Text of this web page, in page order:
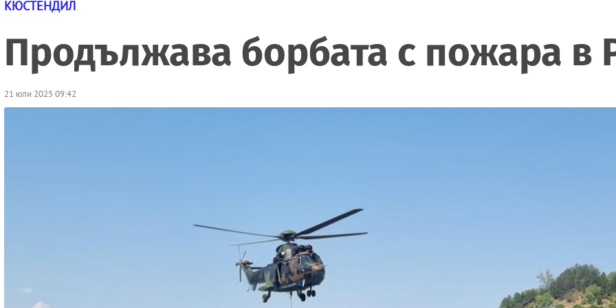
КЮСТЕНДИЛ
Продължава борбата с пожара в
21 юли 2025 09:42